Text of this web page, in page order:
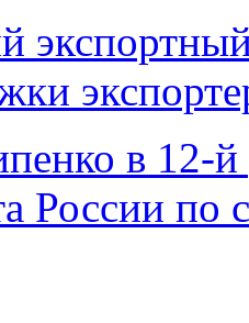
в 12-й
России по